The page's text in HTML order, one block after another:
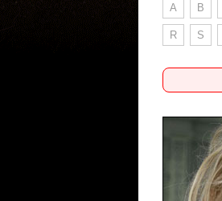
A B
R S